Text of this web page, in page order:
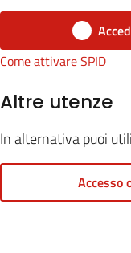
Come attivare SPID
Altre utenze
In alternativa puoi
Accesso